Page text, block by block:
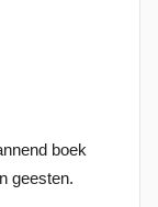
boek
geesten.